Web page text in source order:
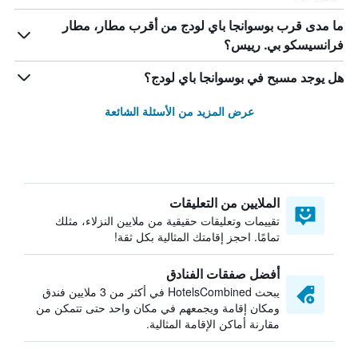
ما مدى قرب بوسوانجا باي لودج من أقرب مطار، مطار
فرانسيسكو بي. رييس؟
هل يوجد مسبح في بوسوانجا باي لودج؟
عرض المزيد من الأسئلة الشائعة
الملايين من التعليقات
تقييمات وتعليقات حقيقية من ملايين النزلاء، مثلك
تمامًا. احجز إقامتك المثالية بكل ثقة!
أفضل صفقات الفنادق
يبحث HotelsCombined في أكثر من 3 ملايين فندق
ومكان إقامة ويجمعهم في مكان واحد حتى تتمكن من
مقارنة أماكن الإقامة المثالية.